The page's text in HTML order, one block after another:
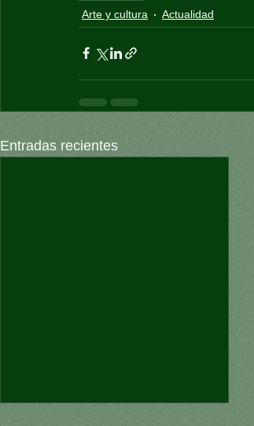
Arte y cultura
Actualidad
Entradas recientes